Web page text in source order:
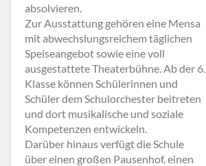
absolvieren.
Zur Ausstattung gehören eine Mensa
mit abwechslungsreichem täglichen
Speiseangebot sowie eine voll
ausgestattete Theaterbühne. Ab der 6.
Klasse können Schülerinnen und
Schüler dem Schulorchester beitreten
und dort musikalische und soziale
Kompetenzen entwickeln.
Darüber hinaus verfügt die Schule
über einen großen Pausenhof, einen